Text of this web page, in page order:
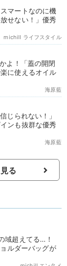
マートなのに機
せない！」優秀
michill ライフスタイル
よ！「蓋の開閉
に使えるオイル
海原藍
じられない！」
ンも抜群な優秀
海原藍
る
域超えてる…！
ルダーバッグが